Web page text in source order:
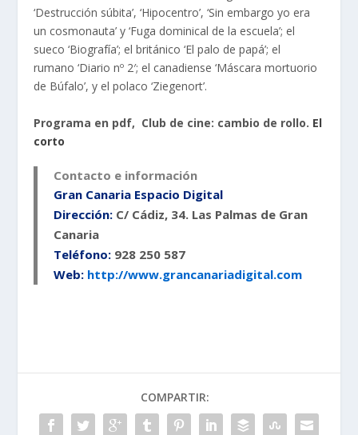
‘Destrucción súbita’, ‘Hipocentro’, ‘Sin embargo yo era
un cosmonauta’ y ‘Fuga dominical de la escuela’; el
sueco ‘Biografía’; el británico ‘El palo de papá’; el
rumano ‘Diario nº 2′; el canadiense ‘Máscara mortuorio
de Búfalo’, y el polaco ‘Ziegenort’.
Programa en pdf, Club de cine: cambio de rollo. El
corto
Contacto e información
Gran Canaria Espacio Digital
Dirección: C/ Cádiz, 34. Las Palmas de Gran
Canaria
Teléfono: 928 250 587
Web: http://www.grancanariadigital.com
COMPARTIR: